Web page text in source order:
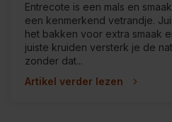
Entrecote is een mals en
een kenmerkend vetrandje.
het bakken voor extra smaak
juiste kruiden versterk je de
zonder dat...
Artikel verder lezen